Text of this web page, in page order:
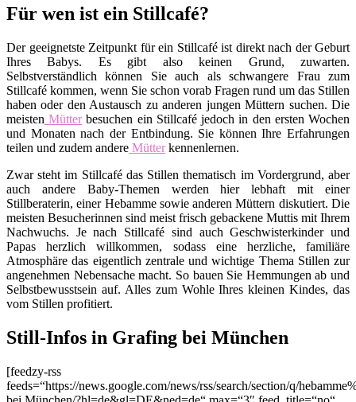
Für wen ist ein Stillcafé?
Der geeignetste Zeitpunkt für ein Stillcafé ist direkt nach der Geburt
Ihres Babys. Es gibt also keinen Grund, zuwarten.
Selbstverständlich können Sie auch als schwangere Frau zum
Stillcafé kommen, wenn Sie schon vorab Fragen rund um das Stillen
haben oder den Austausch zu anderen jungen Müttern suchen. Die
meisten Mütterbesuchen ein Stillcafé jedoch in den ersten Wochen
und Monaten nach der Entbindung. Sie können Ihre Erfahrungen
teilen und zudem andere Mütterkennenlernen.
Zwar steht im Stillcafé das Stillen thematisch im Vordergrund, aber
auch andere Baby-Themen werden hier lebhaft mit einer
Stillberaterin, einer Hebamme sowie anderen Müttern diskutiert. Die
meisten Besucherinnen sind meist frisch gebackene Muttis mit Ihrem
Nachwuchs. Je nach Stillcafé sind auch Geschwisterkinder und
Papas herzlich willkommen, sodass eine herzliche, familiäre
Atmosphäre das eigentlich zentrale und wichtige Thema Stillen zur
angenehmen Nebensache macht. So bauen Sie Hemmungen ab und
Selbstbewusstsein auf. Alles zum Wohle Ihres kleinen Kindes, das
vom Stillen profitiert.
Still-Infos in Grafing bei München
[feedzy-rss
feeds=“https://news.google.com/news/rss/search/section/q/